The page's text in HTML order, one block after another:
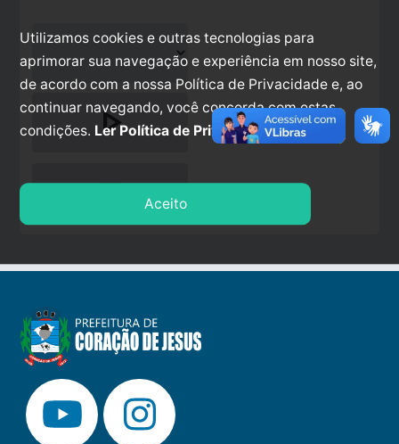
play_arrow
stop
Utilizamos cookies e outras tecnologias para
aprimorar sua navegação e experiência em nosso site,
de acordo com a nossa Política de Privacidade e, ao
continuar navegando, você concorda com estas
condições. Ler Política de Privacidade.
Aceito